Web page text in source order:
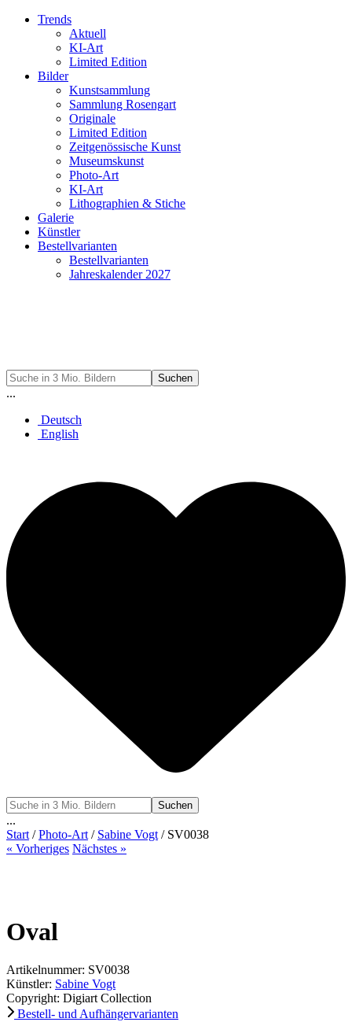
Trends
Aktuell
KI-Art
Limited Edition
Bilder
Kunstsammlung
Sammlung Rosengart
Originale
Limited Edition
Zeitgenössische Kunst
Museumskunst
Photo-Art
KI-Art
Lithographien & Stiche
Galerie
Künstler
Bestellvarianten
Bestellvarianten
Jahreskalender 2027
Suchen
...
Deutsch
English
Suchen
...
Start/Photo-Art/ Sabine Vogt/ SV0038
« Vorheriges Nächstes »
Oval
Artikelnummer: SV0038
Künstler: Sabine Vogt
Copyright: Digiart Collection
Bestell- und Aufhängervarianten